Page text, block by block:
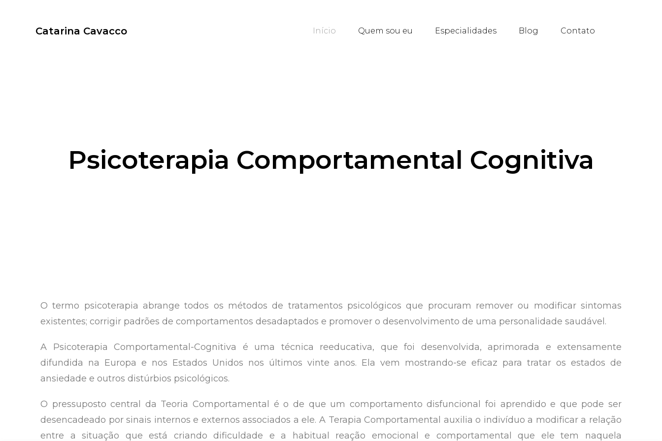
Catarina Cavacco Início Quem sou eu Especialidades Blog Contato
Psicoterapia Comportamental Cognitiva
O termo psicoterapia abrange todos os métodos de tratamentos psicológicos que procuram remover ou modificar sintomas
existentes; corrigir padrões de comportamentos desadaptados e promover o desenvolvimento de uma personalidade saudável.
A Psicoterapia Comportamental-Cognitiva é uma técnica reeducativa, que foi desenvolvida, aprimorada e extensamente
difundida na Europa e nos Estados Unidos nos últimos vinte anos. Ela vem mostrando-se eficaz para tratar os estados de
ansiedade e outros distúrbios psicológicos.
O pressuposto central da Teoria Comportamental é o de que um comportamento disfuncional foi aprendido e que pode ser
desencadeado por sinais internos e externos associados a ele. A Terapia Comportamental auxilia o indivíduo a modificar a relação
entre a situação que está criando dificuldade e a habitual reação emocional e comportamental que ele tem naquela